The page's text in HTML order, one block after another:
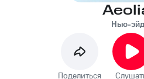
Нью-
Поделиться